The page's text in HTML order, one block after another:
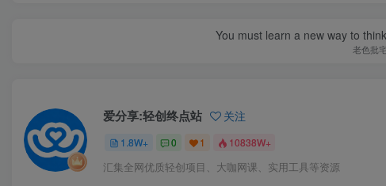
You must learn a new way to
老色批
爱分享:轻创终点站 关注
1.8W+ 0 1 10838W+
汇集全网优质轻创项目、大咖网课、实用工具等资源